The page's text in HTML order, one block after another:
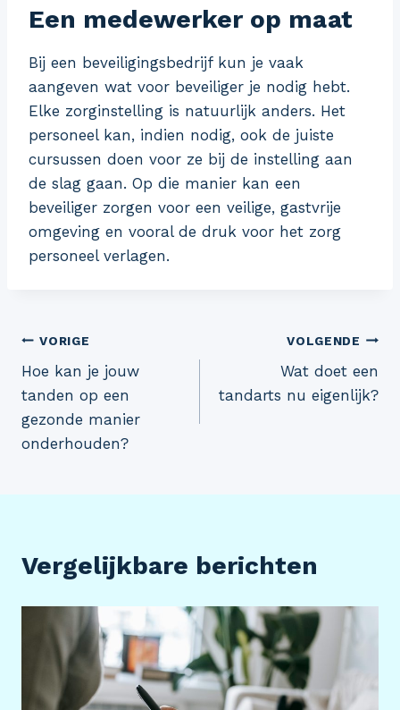
Een medewerker op maat
Bij een beveiligingsbedrijf kun je vaak
aangeven wat voor beveiliger je nodig hebt.
Elke zorginstelling is natuurlijk anders. Het
personeel kan, indien nodig, ook de juiste
cursussen doen voor ze bij de instelling aan
de slag gaan. Op die manier kan een
beveiliger zorgen voor een veilige, gastvrije
omgeving en vooral de druk voor het zorg
personeel verlagen.
Bericht
navigatie
VORIGE
Hoe kan je jouw
tanden op een
gezonde manier
onderhouden?
VOLGENDE
Wat doet een
tandarts nu eigenlijk?
Vergelijkbare berichten